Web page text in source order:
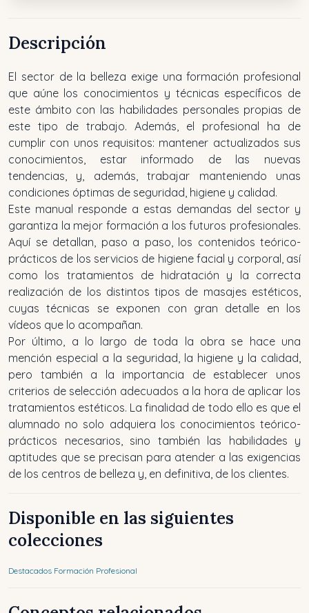
Descripción
El sector de la belleza exige una formación profesional
que aúne los conocimientos y técnicas específicos de
este ámbito con las habilidades personales propias de
este tipo de trabajo. Además, el profesional ha de
cumplir con unos requisitos: mantener actualizados sus
conocimientos, estar informado de las nuevas
tendencias, y, además, trabajar manteniendo unas
condiciones óptimas de seguridad, higiene y calidad.
Este manual responde a estas demandas del sector y
garantiza la mejor formación a los futuros profesionales.
Aquí se detallan, paso a paso, los contenidos teórico-
prácticos de los servicios de higiene facial y corporal, así
como los tratamientos de hidratación y la correcta
realización de los distintos tipos de masajes estéticos,
cuyas técnicas se exponen con gran detalle en los
vídeos que lo acompañan.
Por último, a lo largo de toda la obra se hace una
mención especial a la seguridad, la higiene y la calidad,
pero también a la importancia de establecer unos
criterios de selección adecuados a la hora de aplicar los
tratamientos estéticos. La finalidad de todo ello es que el
alumnado no solo adquiera los conocimientos teórico-
prácticos necesarios, sino también las habilidades y
aptitudes que se precisan para atender a las exigencias
de los centros de belleza y, en definitiva, de los clientes.
Disponible en las siguientes
colecciones
Destacados Formación Profesional